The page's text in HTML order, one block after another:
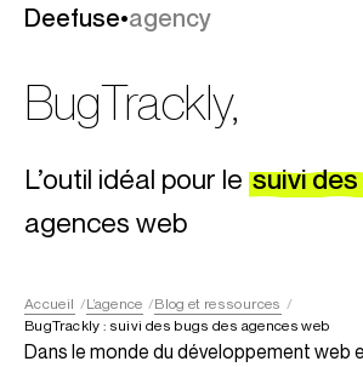
Deefuse•agency
BugTrackly,
L’outil idéal pour le suivi
agences web
Accueil L’agence
Blog et ressources
BugTrackly : suivi des bugs des agences web
Dans le monde du développement web
Deefuse•agency